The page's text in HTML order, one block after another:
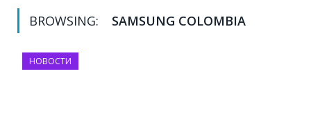
BROWSING: SAMSUNG COLOMBIA
НОВОСТИ